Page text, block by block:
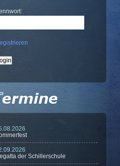
der Schillerschule